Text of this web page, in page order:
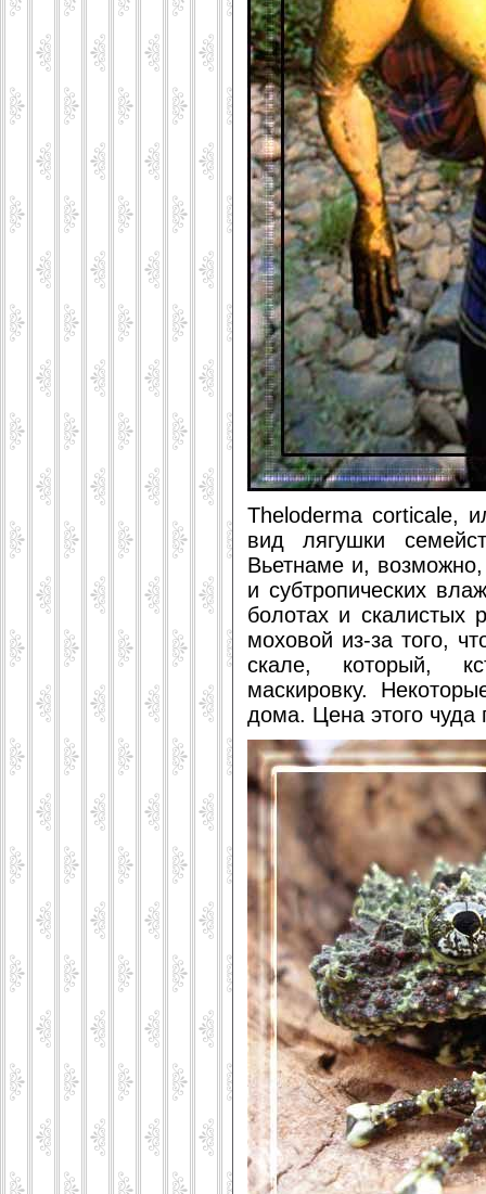
Theloderma corticale,
вид лягушки
Вьетнаме и,
и субтропических
болотах и скалистых
моховой из-за того,
скале, который,
маскировку.
дома. Цена этого